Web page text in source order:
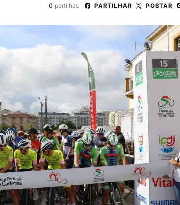
0 partilhas PARTILHAR POSTAR